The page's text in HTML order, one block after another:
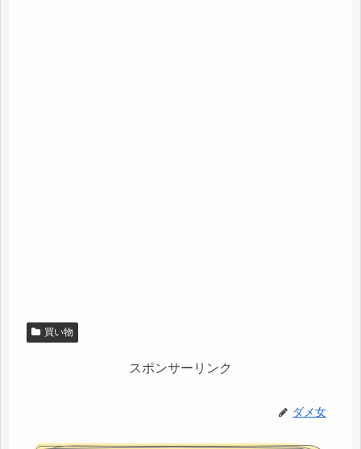
買い物
スポンサーリンク
ダメ女